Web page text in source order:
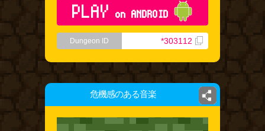
PLAY on ANDROID
Dungeon ID *303112
危機感のある音楽